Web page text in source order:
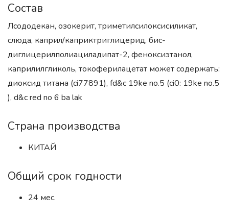
Состав
Лсододекан, озокерит, триметилсилоксисиликат,
слюда, каприл/каприктриглицерид, бис-
диглицерилполиациладипат-2, феноксиэтанол,
каприлилгликоль, токоферилацетат может содержать:
диоксид титана (ci77891), fd&c 19ke no.5 (ci0: 19ke no.5
), d&c red no 6 ba lak
Страна производства
КИТАЙ
Общий срок годности
24 мес.